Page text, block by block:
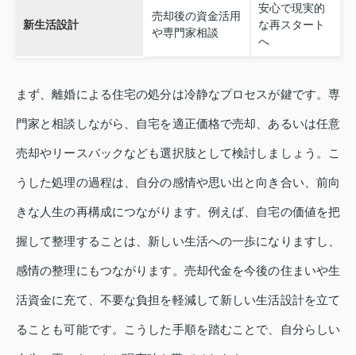
新生活設計
売却後の資金活用
や専門家相談
安心で現実的
な再スタート
へ
まず、離婚による住宅の処分は冷静なプロセスが鍵です。専
門家と相談しながら、自宅を適正価格で売却、あるいは任意
売却やリースバックなども選択肢として検討しましょう。こ
うした処理の過程は、自分の感情や思い出と向き合い、前向
きな人生の再構成につながります。例えば、自宅の価値を把
握して整理することは、新しい生活への一歩になりますし、
感情の整理にもつながります。売却代金を今後の住まいや生
活資金に充て、不要な負担を軽減して新しい生活設計を立て
ることも可能です。こうした手順を踏むことで、自分らしい